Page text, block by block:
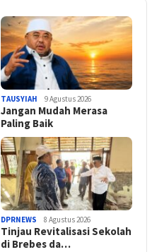
TAUSYIAH 9 Agustus 2026
Jangan Mudah Merasa
Paling Baik
DPRNEWS 8 Agustus 2026
Tinjau Revitalisasi Sekolah
di Brebes da…